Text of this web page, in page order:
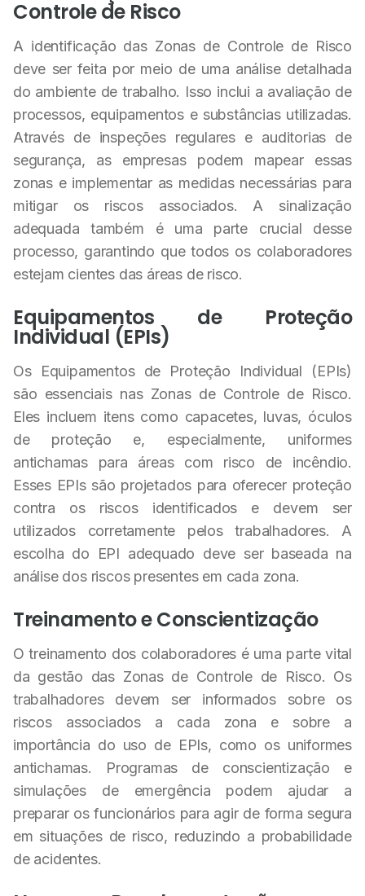
Controle de Risco
A identificação das Zonas de Controle de Risco
deve ser feita por meio de uma análise detalhada
do ambiente de trabalho. Isso inclui a avaliação de
processos, equipamentos e substâncias utilizadas.
Através de inspeções regulares e auditorias de
segurança, as empresas podem mapear essas
zonas e implementar as medidas necessárias para
mitigar os riscos associados. A sinalização
adequada também é uma parte crucial desse
processo, garantindo que todos os colaboradores
estejam cientes das áreas de risco.
Equipamentos de Proteção
Individual (EPIs)
Os Equipamentos de Proteção Individual (EPIs)
são essenciais nas Zonas de Controle de Risco.
Eles incluem itens como capacetes, luvas, óculos
de proteção e, especialmente, uniformes
antichamas para áreas com risco de incêndio.
Esses EPIs são projetados para oferecer proteção
contra os riscos identificados e devem ser
utilizados corretamente pelos trabalhadores. A
escolha do EPI adequado deve ser baseada na
análise dos riscos presentes em cada zona.
Treinamento e Conscientização
O treinamento dos colaboradores é uma parte vital
da gestão das Zonas de Controle de Risco. Os
trabalhadores devem ser informados sobre os
riscos associados a cada zona e sobre a
importância do uso de EPIs, como os uniformes
antichamas. Programas de conscientização e
simulações de emergência podem ajudar a
preparar os funcionários para agir de forma segura
em situações de risco, reduzindo a probabilidade
de acidentes.